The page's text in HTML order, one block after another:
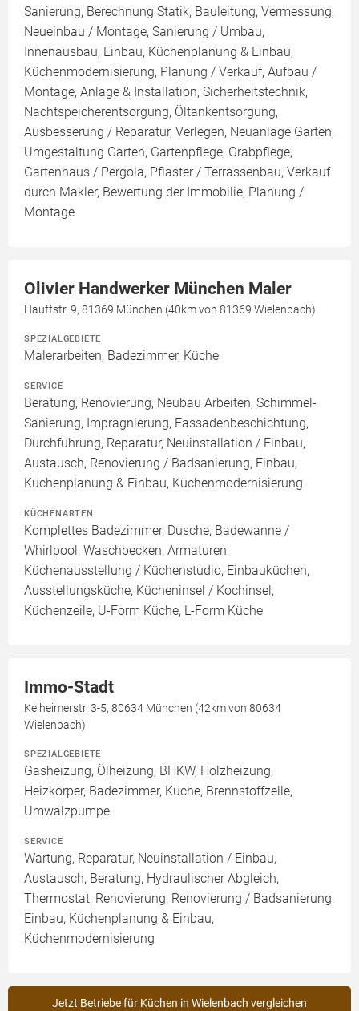
Sanierung, Berechnung Statik, Bauleitung, Vermessung,
Neueinbau / Montage, Sanierung / Umbau,
Innenausbau, Einbau, Küchenplanung & Einbau,
Küchenmodernisierung, Planung / Verkauf, Aufbau /
Montage, Anlage & Installation, Sicherheitstechnik,
Nachtspeicherentsorgung, Öltankentsorgung,
Ausbesserung / Reparatur, Verlegen, Neuanlage Garten,
Umgestaltung Garten, Gartenpflege, Grabpflege,
Gartenhaus / Pergola, Pflaster / Terrassenbau, Verkauf
durch Makler, Bewertung der Immobilie, Planung /
Montage
Olivier Handwerker München Maler
Hauffstr. 9, 81369 München (40km von 81369 Wielenbach)
SPEZIALGEBIETE
Malerarbeiten, Badezimmer, Küche
SERVICE
Beratung, Renovierung, Neubau Arbeiten, Schimmel-
Sanierung, Imprägnierung, Fassadenbeschichtung,
Durchführung, Reparatur, Neuinstallation / Einbau,
Austausch, Renovierung / Badsanierung, Einbau,
Küchenplanung & Einbau, Küchenmodernisierung
KÜCHENARTEN
Komplettes Badezimmer, Dusche, Badewanne /
Whirlpool, Waschbecken, Armaturen,
Küchenausstellung / Küchenstudio, Einbauküchen,
Ausstellungsküche, Kücheninsel / Kochinsel,
Küchenzeile, U-Form Küche, L-Form Küche
Immo-Stadt
Kelheimerstr. 3-5, 80634 München (42km von 80634
Wielenbach)
SPEZIALGEBIETE
Gasheizung, Ölheizung, BHKW, Holzheizung,
Heizkörper, Badezimmer, Küche, Brennstoffzelle,
Umwälzpumpe
SERVICE
Wartung, Reparatur, Neuinstallation / Einbau,
Austausch, Beratung, Hydraulischer Abgleich,
Thermostat, Renovierung, Renovierung / Badsanierung,
Einbau, Küchenplanung & Einbau,
Küchenmodernisierung
Jetzt Betriebe für Küchen in Wielenbach vergleichen